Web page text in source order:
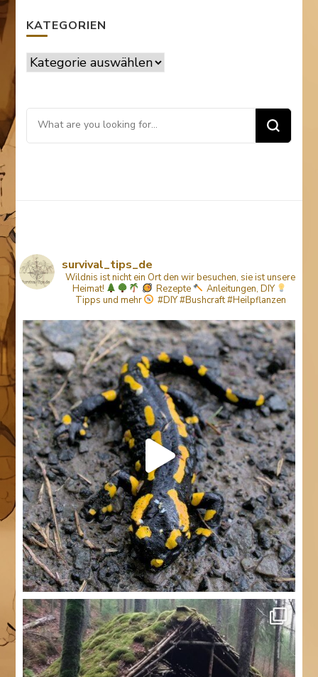
KATEGORIEN
Kategorien
Looking
for
survival_tips_de
Wildnis ist nicht ein Ort den wir besuchen, sie ist unsere
Heimat!
Rezepte
Anleitungen, DIY
Tipps und mehr #DIY #Bushcraft #Heilpflanzen